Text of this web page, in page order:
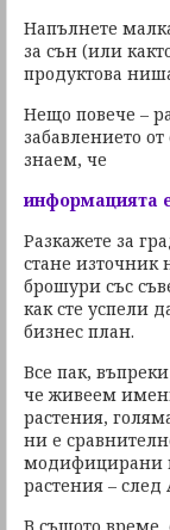
Напълнете
за сън (или
продуктова
Нещо повече –
забавлението
знаем, че
информацията
Разкажете за
стане източник
брошури със
как сте успели
бизнес план.
Все пак,
че живеем
растения,
ни е
модифицирани
растения –